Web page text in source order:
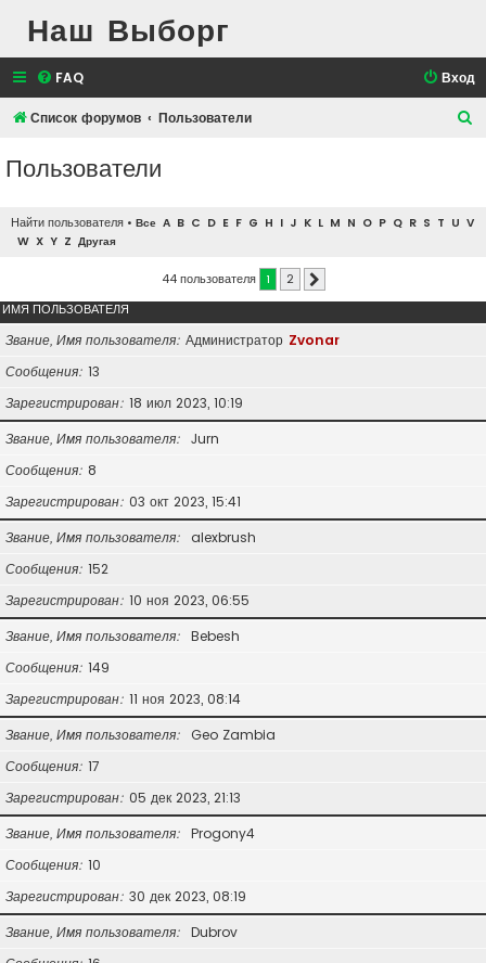
Наш Выборг
FAQ Вход
Список форумов Пользователи
Пользователи
Найти пользователя • Все A B C D E F G H I J K L M N O P Q R S T U V
W X Y Z Другая
44 пользователя 1 2
ИМЯ ПОЛЬЗОВАТЕЛЯ
Звание, Имя пользователя Администратор Zvonar
Сообщения 13
Зарегистрирован 18 июл 2023, 10:19
Звание, Имя пользователя
Jurn
Сообщения 8
Зарегистрирован 03 окт 2023, 15:41
Звание, Имя пользователя
alexbrush
Сообщения 152
Зарегистрирован 10 ноя 2023, 06:55
Звание, Имя пользователя
Bebesh
Сообщения 149
Зарегистрирован 11 ноя 2023, 08:14
Звание, Имя пользователя
Geo Zambia
Сообщения 17
Зарегистрирован 05 дек 2023, 21:13
Звание, Имя пользователя
Progony4
Сообщения 10
Зарегистрирован 30 дек 2023, 08:19
Звание, Имя пользователя
Dubrov